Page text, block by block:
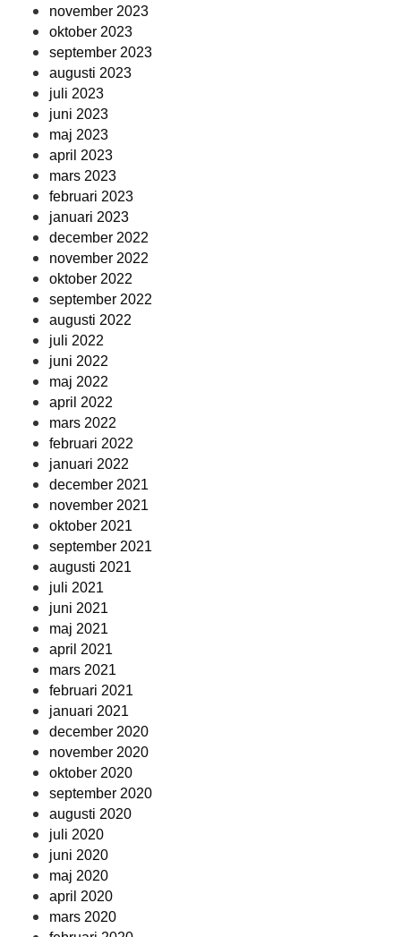
november 2023
oktober 2023
september 2023
augusti 2023
juli 2023
juni 2023
maj 2023
april 2023
mars 2023
februari 2023
januari 2023
december 2022
november 2022
oktober 2022
september 2022
augusti 2022
juli 2022
juni 2022
maj 2022
april 2022
mars 2022
februari 2022
januari 2022
december 2021
november 2021
oktober 2021
september 2021
augusti 2021
juli 2021
juni 2021
maj 2021
april 2021
mars 2021
februari 2021
januari 2021
december 2020
november 2020
oktober 2020
september 2020
augusti 2020
juli 2020
juni 2020
maj 2020
april 2020
mars 2020